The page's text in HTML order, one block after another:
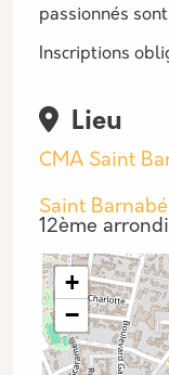
passionnés
Inscriptions
Lieu
Lieu
CMA Saint
Saint Barnabé
12ème
+
−